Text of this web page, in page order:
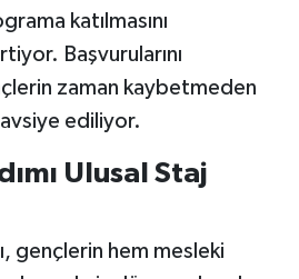
katılmasını
Başvurularını
zaman kaybetmeden
ediliyor.
Ulusal Staj
gençlerin hem mesleki